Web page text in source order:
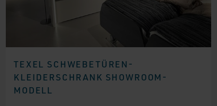
TEXEL SCHWEBETÜREN-
KLEIDERSCHRANK SHOWROOM-
MODELL